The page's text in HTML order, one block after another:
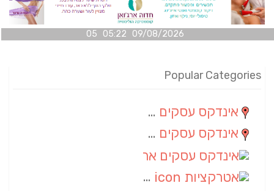
09/08/2026 05:22 05
Popular Categories
אינדקס עסקים מרחבי
אינדקס עסקים מקומי
אטרקציות